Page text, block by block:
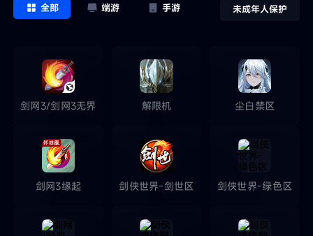
全部 端游 手游 未成年人保护
剑网3/剑网3无界 解限机 尘白禁区
剑网3缘起 剑侠世界-剑世区 剑侠世界-绿色区